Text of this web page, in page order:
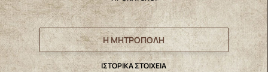
Η ΜΗΤΡΟΠΟΛΗ
IΣΤΟΡΙΚΑ ΣΤΟΙΧΕΙΑ